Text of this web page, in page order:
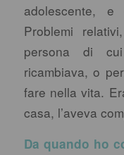
adolescente,
Problemi
persona di
ricambiava, o
fare nella vita.
casa, l’aveva
Da quando ho